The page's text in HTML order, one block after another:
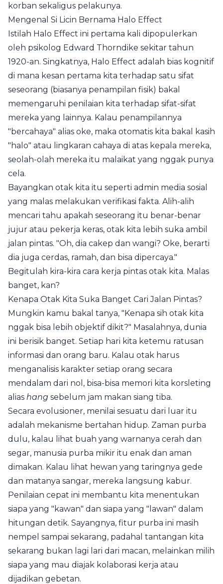
korban sekaligus pelakunya.
Mengenal Si Licin Bernama Halo Effect
Istilah Halo Effect ini pertama kali dipopulerkan
oleh psikolog Edward Thorndike sekitar tahun
1920-an. Singkatnya, Halo Effect adalah bias kognitif
di mana kesan pertama kita terhadap satu sifat
seseorang (biasanya penampilan fisik) bakal
memengaruhi penilaian kita terhadap sifat-sifat
mereka yang lainnya. Kalau penampilannya
"bercahaya" alias oke, maka otomatis kita bakal kasih
"halo" atau lingkaran cahaya di atas kepala mereka,
seolah-olah mereka itu malaikat yang nggak punya
cela.
Bayangkan otak kita itu seperti admin media sosial
yang malas melakukan verifikasi fakta. Alih-alih
mencari tahu apakah seseorang itu benar-benar
jujur atau pekerja keras, otak kita lebih suka ambil
jalan pintas. "Oh, dia cakep dan wangi? Oke, berarti
dia juga cerdas, ramah, dan bisa dipercaya."
Begitulah kira-kira cara kerja pintas otak kita. Malas
banget, kan?
Kenapa Otak Kita Suka Banget Cari Jalan Pintas?
Mungkin kamu bakal tanya, "Kenapa sih otak kita
nggak bisa lebih objektif dikit?" Masalahnya, dunia
ini berisik banget. Setiap hari kita ketemu ratusan
informasi dan orang baru. Kalau otak harus
menganalisis karakter setiap orang secara
mendalam dari nol, bisa-bisa memori kita korsleting
alias hang sebelum jam makan siang tiba.
Secara evolusioner, menilai sesuatu dari luar itu
adalah mekanisme bertahan hidup. Zaman purba
dulu, kalau lihat buah yang warnanya cerah dan
segar, manusia purba mikir itu enak dan aman
dimakan. Kalau lihat hewan yang taringnya gede
dan matanya sangar, mereka langsung kabur.
Penilaian cepat ini membantu kita menentukan
siapa yang "kawan" dan siapa yang "lawan" dalam
hitungan detik. Sayangnya, fitur purba ini masih
nempel sampai sekarang, padahal tantangan kita
sekarang bukan lagi lari dari macan, melainkan milih
siapa yang mau diajak kolaborasi kerja atau
dijadikan gebetan.